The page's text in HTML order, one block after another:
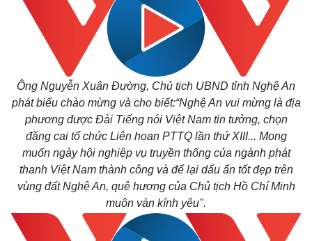
Hồ sơ
E-Magazine
Infographic
Ông Nguyễn Xuân Đường, Chủ tịch UBND tỉnh Nghệ An
phát biểu chào mừng và cho biết:“Nghệ An vui mừng là địa
phương được Đài Tiếng nói Việt Nam tin tưởng, chọn
đăng cai tổ chức Liên hoan PTTQ lần thứ XIII... Mong
muốn ngày hội nghiệp vụ truyền thống của ngành phát
thanh Việt Nam thành công và để lại dấu ấn tốt đẹp trên
vùng đất Nghệ An, quê hương của Chủ tịch Hồ Chí Minh
muôn vàn kính yêu".